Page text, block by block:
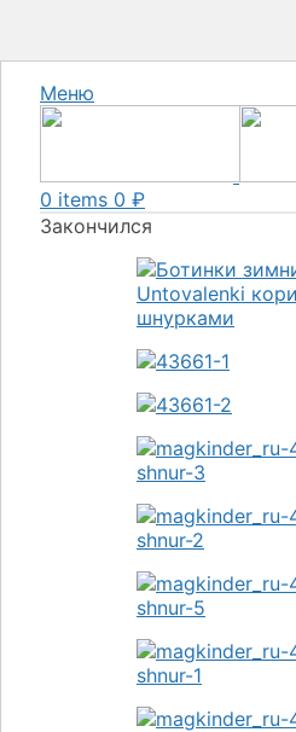
Меню
0 items 0 ₽
Закончился